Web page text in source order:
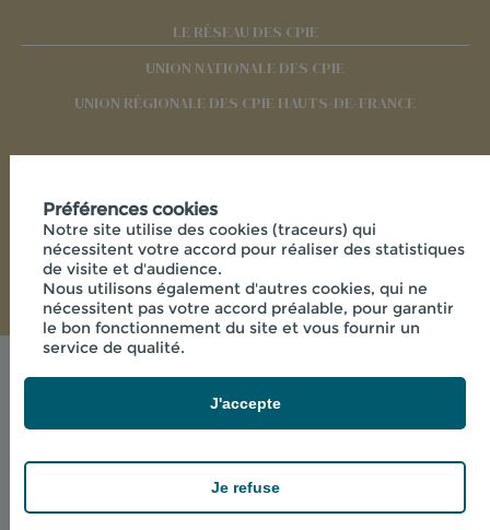
LE RÉSEAU DES CPIE
UNION NATIONALE DES CPIE
UNION RÉGIONALE DES CPIE HAUTS-DE-FRANCE
Mentions légales
© 2026 - CPIE PAYS DE L'AISNE - 33 RUE DES
VICTIMES DE COMPORTET , 02000 MERLIEUX-ET-
powered by PR-Rooms
Préférences cookies
Notre site utilise des cookies (traceurs) qui
nécessitent votre accord pour réaliser des statistiques
de visite et d'audience.
Nous utilisons également d'autres cookies, qui ne
nécessitent pas votre accord préalable, pour garantir
le bon fonctionnement du site et vous fournir un
service de qualité.
Je refuse
J'accepte